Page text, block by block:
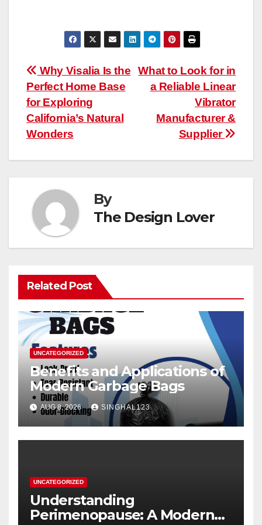
Post
navigation
What to Look for in
a Reliable Linear
Vibrator
Manufacturer &
Supplier
Why Visalia Is the
Perfect Home Base
for Exploring
California’s Natural
Wonders
By
The Design Lover
Related Post
UNCATEGORIZED
Benefits and Applications of
Modern Garbage Bags
AUG 8, 2026 SINGHAL123
UNCATEGORIZED
Understanding
Perimenopause: A Modern